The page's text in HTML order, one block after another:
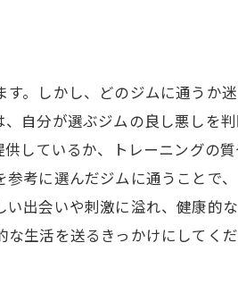
。しかし、どのジムに通うか
自分が選ぶジムの良し悪しを
しているか、トレーニングの
考に選んだジムに通うことで
出会いや刺激に溢れ、健康的
生活を送るきっかけにしてくだ